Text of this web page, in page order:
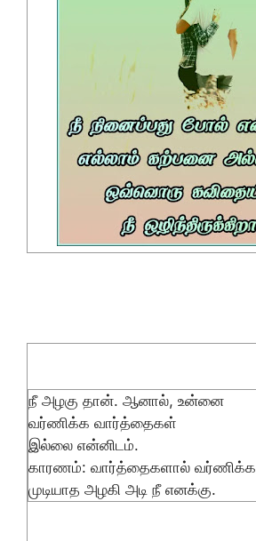
நீ அழகு தான். ஆனால், உன்னை
வர்ணிக்க வார்த்தைகள்
இல்லை என்னிடம்.
காரணம்: வார்த்தைகளால் வர்ணிக்க
முடியாத அழகி அடி நீ எனக்கு.